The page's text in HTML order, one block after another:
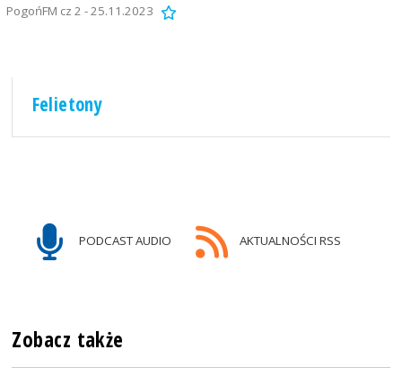
PogońFM cz 2 - 25.11.2023
Felietony
PODCAST AUDIO AKTUALNOŚCI RSS
Zobacz także